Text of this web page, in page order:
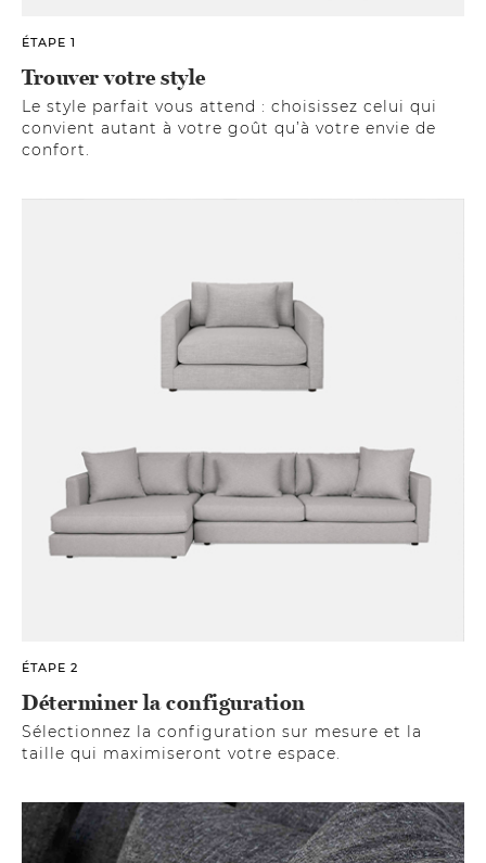
ÉTAPE 1
Trouver votre style
Le style parfait vous attend : choisissez celui qui
convient autant à votre goût qu’à votre envie de
confort.
ÉTAPE 2
Déterminer la configuration
Sélectionnez la configuration sur mesure et la
taille qui maximiseront votre espace.